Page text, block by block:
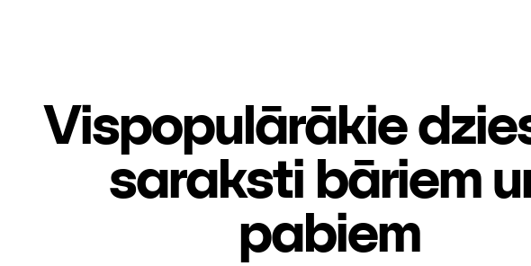
Vispopulārākie
saraksti bāriem
pabiem